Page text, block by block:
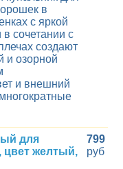
в
с яркой
сочетании с
создают
и озорной
и внешний
для
цвет желтый,
799
руб